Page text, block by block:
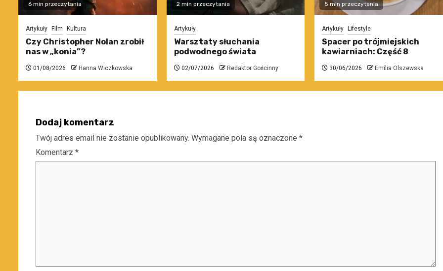
6 min przeczytania
Artykuły Film Kultura
Czy Christopher Nolan zrobił
nas w „konia”?
01/08/2026 Hanna Wiczkowska
2 min przeczytania
Artykuły
Warsztaty słuchania
podwodnego świata
02/07/2026 Redaktor Gościnny
5 min przeczytania
Artykuły Lifestyle
Spacer po trójmiejskich
kawiarniach: Część 8
30/06/2026 Emilia Olszewska
Dodaj komentarz
Twój adres email nie zostanie opublikowany. Wymagane pola są oznaczone *
Komentarz *